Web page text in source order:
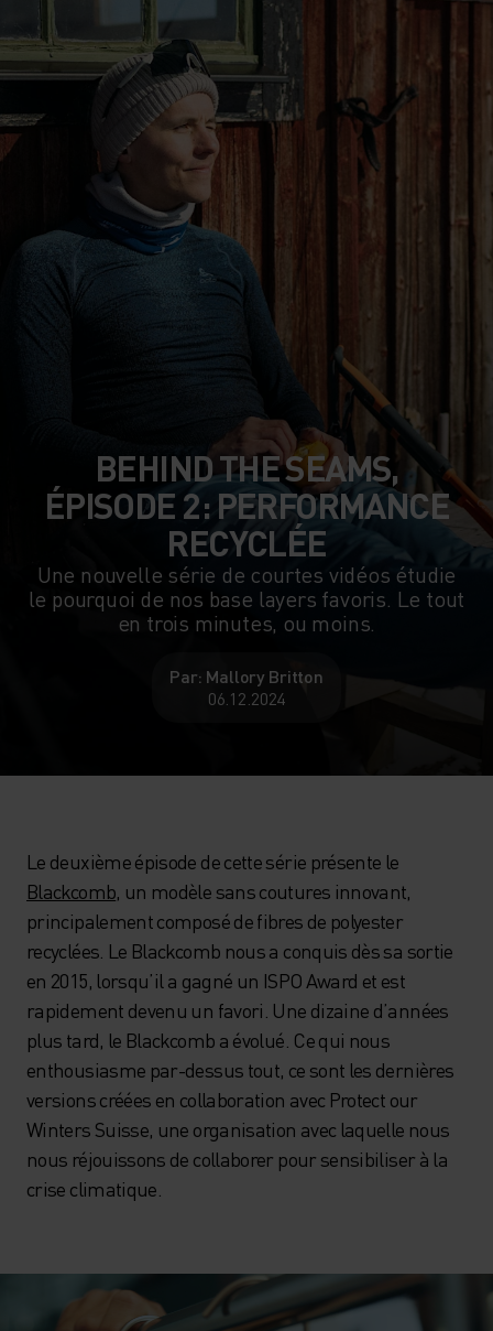
BEHIND THE SEAMS,
ÉPISODE 2 : PERFORMANCE
RECYCLÉE
Une nouvelle série de courtes vidéos étudie
le pourquoi de nos base layers favoris. Le tout
en trois minutes, ou moins.
Par: Mallory Britton
06.12.2024
Le deuxième épisode de cette série présente le
Blackcomb, un modèle sans coutures innovant,
principalement composé de fibres de polyester
recyclées. Le Blackcomb nous a conquis dès sa sortie
en 2015, lorsqu’il a gagné un ISPO Award et est
rapidement devenu un favori. Une dizaine d’années
plus tard, le Blackcomb a évolué. Ce qui nous
enthousiasme par-dessus tout, ce sont les dernières
versions créées en collaboration avec Protect our
Winters Suisse, une organisation avec laquelle nous
nous réjouissons de collaborer pour sensibiliser à la
crise climatique.